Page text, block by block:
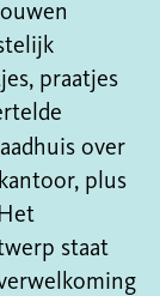
praatjes
over
plus
staat